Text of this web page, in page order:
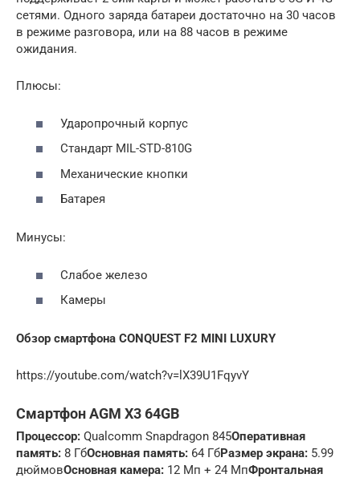
сетями. Одного заряда батареи достаточно на 30 часов
в режиме разговора, или на 88 часов в режиме
ожидания.
Плюсы:
Ударопрочный корпус
Стандарт MIL-STD-810G
Механические кнопки
Батарея
Минусы:
Слабое железо
Камеры
Обзор смартфона CONQUEST F2 MINI LUXURY
https://youtube.com/watch?v=lX39U1FqyvY
Смартфон AGM X3 64GB
Процессор: Qualcomm Snapdragon 845Оперативная
память: 8 ГбОсновная память: 64 ГбРазмер экрана: 5.99
дюймовОсновная камера: 12 Мп + 24 МпФронтальная